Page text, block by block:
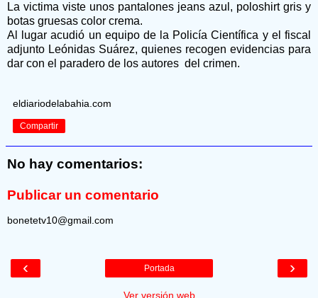
La victima viste unos pantalones jeans azul, poloshirt gris y
botas gruesas color crema.
Al lugar acudió un equipo de la Policía Científica y el fiscal
adjunto Leónidas Suárez, quienes recogen evidencias para
dar con el paradero de los autores del crimen.
eldiariodelabahia.com
Compartir
No hay comentarios:
Publicar un comentario
bonetetv10@gmail.com
‹ ›
Portada
Ver versión web